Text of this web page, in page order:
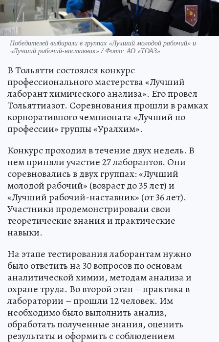
Победителей выбирали в группах «Лучший молодой рабочий» и
«Лучший рабочий-наставник» / Фото: АО «ТОАЗ»
В Тольятти состоялся конкурс
профессионального мастерства «Лучший
лаборант химического анализа». Его провел
Тольяттиазот. Соревнования прошли в рамках
корпоративного чемпионата «Лучший по
профессии» группы «Уралхим».
Конкурс проходил в течение двух недель. В
нем приняли участие 27 лаборантов. Они
соревновались в двух группах: «Лучший
молодой рабочий» (возраст до 35 лет) и
«Лучший рабочий-наставник» (от 36 лет).
Участники продемонстрировали свои
теоретические знания и практические
навыки.
На этапе тестирования лаборантам нужно
было ответить на 30 вопросов по основам
аналитической химии, методам анализа и
охране труда. Во второй этап – практика в
лаборатории – прошли 12 человек. Им
необходимо было выполнить анализ,
обработать полученные знания, оценить
результаты и оформить с соблюдением